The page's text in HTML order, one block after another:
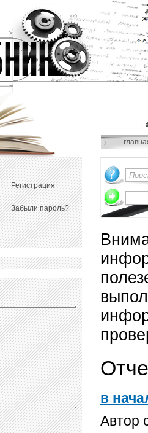
Регистрация
Забыли пароль?
в
Автор